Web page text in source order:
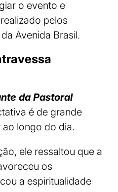
o evento e
pelos
Avenida Brasil.
da Pastoral
é de grande
longo do dia.
ele ressaltou que a
os
a espiritualidade